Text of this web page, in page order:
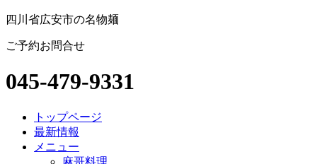
四川省広安市の名物麺
ご予約お問合せ
045-479-9331
トップページ
最新情報
メニュー
麻哥料理